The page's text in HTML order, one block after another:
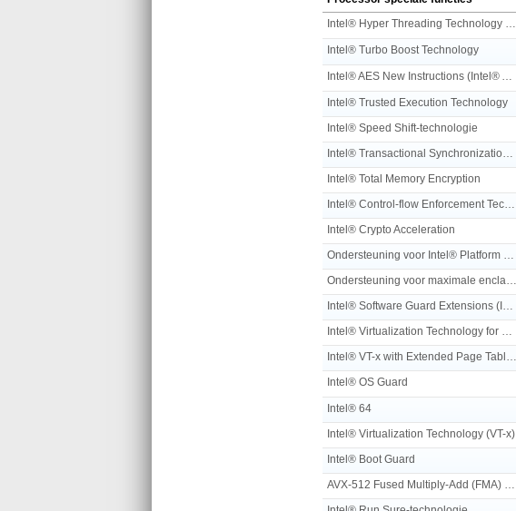
Intel® Turbo Boost Technology
Intel® Trusted Execution Technology
Intel® Speed Shift-technologie
Intel® Total Memory Encryption
Intel® Crypto Acceleration
Intel® OS Guard
Intel® 64
Intel® Virtualization Technology (VT-x)
Intel® Boot Guard